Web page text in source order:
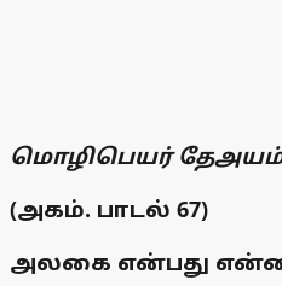
மொழிபெயர்
(அகம். பாடல் 67)
அலகை என்பது